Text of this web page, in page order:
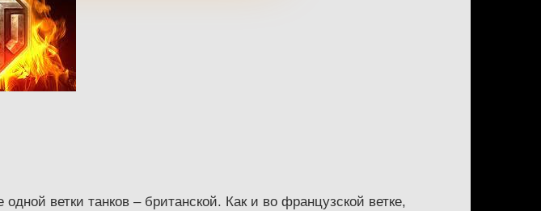
ветки танков – британской. Как и во французской ветке,